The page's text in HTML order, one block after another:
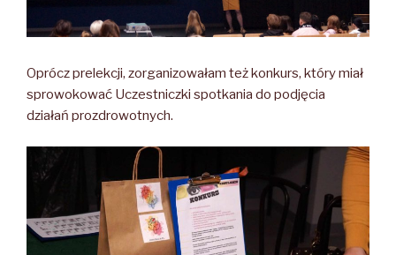
Oprócz prelekcji, zorganizowałam też konkurs, który miał
sprowokować Uczestniczki spotkania do podjęcia
działań prozdrowotnych.